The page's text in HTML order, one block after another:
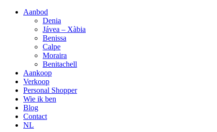
Aanbod
Denia
Jávea – Xàbia
Benissa
Calpe
Moraira
Benitachell
Aankoop
Verkoop
Personal Shopper
Wie ik ben
Blog
Contact
NL